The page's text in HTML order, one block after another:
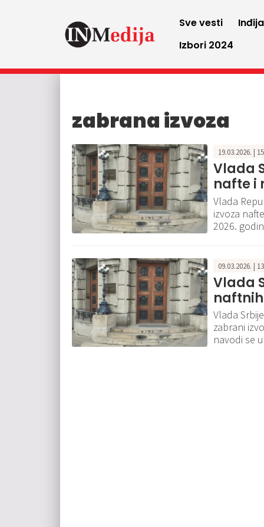
Sve vesti
Inđija
Izbori 2024
zabrana izvoza
19.03.2026. |
Vlada
nafte i
Vlada
izvoza
2026.
09.03.2026. |
Vlada
Vlada
zabrani
navodi se